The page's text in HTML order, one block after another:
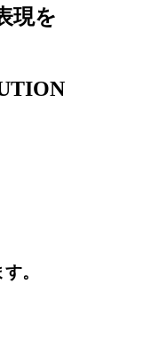
現を
。